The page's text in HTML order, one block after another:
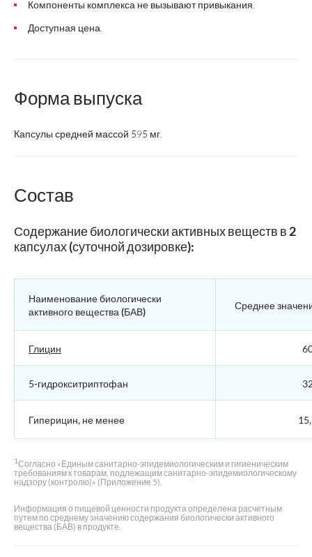
Компоненты комплекса не вызывают привыкания.
Доступная цена.
Форма выпуска
Капсулы средней массой 595 мг.
Состав
Содержание биологически активных веществ в 2
капсулах (суточной дозировке):
Наименование биологически
активного вещества (БАВ)
Среднее
Глицин
5-гидрокситриптофан
Гиперицин, не менее
1Согласно «Единым санитарно-эпидемиологическим и гигиеническим
требованиям к товарам, подлежащим санитарно-эпидемиологическому
надзору (контролю)» (Приложение 5).
Информация о пищевой ценности продукта определена расчетным
путем по среднему значению содержания биологически активного
вещества (БАВ) в продукте.